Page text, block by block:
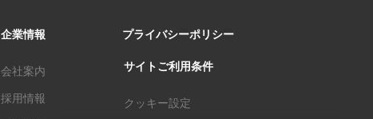
企業情報
会社案内
採用情報
プライバシーポリシー
サイトご利用条件
クッキー設定